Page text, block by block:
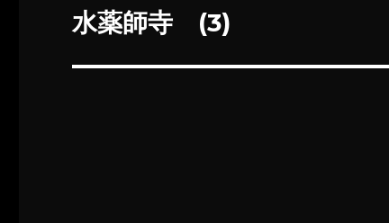
ゲ
次
投
水薬師寺 (3)